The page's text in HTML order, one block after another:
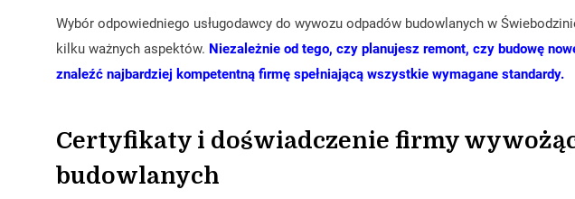
Wybór odpowiedniego usługodawcy do wywozu odpadów budowlanych w
kilku ważnych aspektów. Niezależnie od tego, czy planujesz remont, czy budowę
znaleźć najbardziej kompetentną firmę spełniającą wszystkie wymagane standardy.
Certyfikaty i doświadczenie firmy
budowlanych